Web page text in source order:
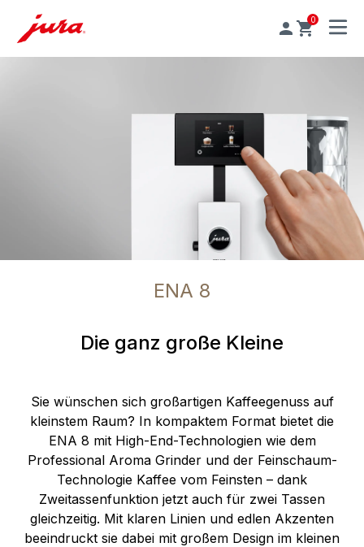
0
MENU
ENA 8
Die ganz große Kleine
Sie wünschen sich großartigen Kaffeegenuss auf
kleinstem Raum? In kompaktem Format bietet die
ENA 8 mit High-End-Technologien wie dem
Professional Aroma Grinder und der Feinschaum-
Technologie Kaffee vom Feinsten – dank
Zweitassenfunktion jetzt auch für zwei Tassen
gleichzeitig. Mit klaren Linien und edlen Akzenten
beeindruckt sie dabei mit großem Design im kleinen